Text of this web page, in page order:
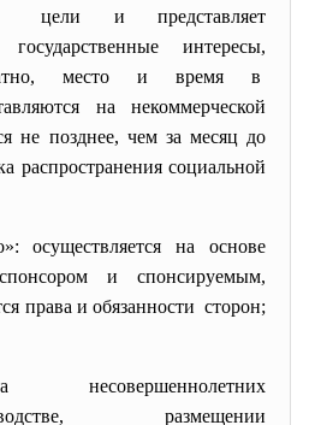
цели и представляет
интересы,
место и время в
на некоммерческой
не позднее, чем за месяц до
распространения социальной
осуществляется на основе
и спонсируемым,
права и обязанности сторон;
размещении